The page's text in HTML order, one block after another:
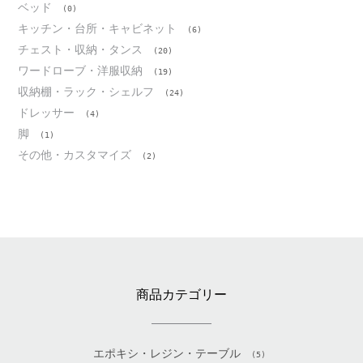
ベッド (0)
キッチン・台所・キャビネット (6)
チェスト・収納・タンス (20)
ワードローブ・洋服収納 (19)
収納棚・ラック・シェルフ (24)
ドレッサー (4)
脚 (1)
その他・カスタマイズ (2)
商品カテゴリー
エポキシ・レジン・テーブル (5)